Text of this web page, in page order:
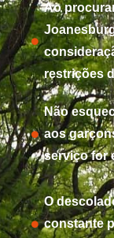
Ao
restrições
Não
aos
serviço for
O
constante